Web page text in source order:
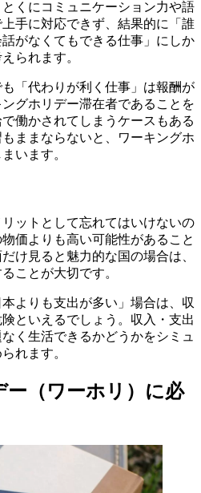
くにコミュニケーション力や語
手に対応できず、結果的に「誰
がなくてもできる仕事」にしか
られます。
「代わりが利く仕事」は報酬が
グホリデー滞在者であることを
働かされてしまうケースもある
ままならないと、ワーキングホ
います。
ットとして忘れてはいけないの
価よりも高い可能性があること
け見ると魅力的な国の場合は、
ことが大切です。
よりも支出が多い」場合は、収
といえるでしょう。収入・支出
く生活できるかどうかをシミュ
れます。
ー（ワーホリ）に必